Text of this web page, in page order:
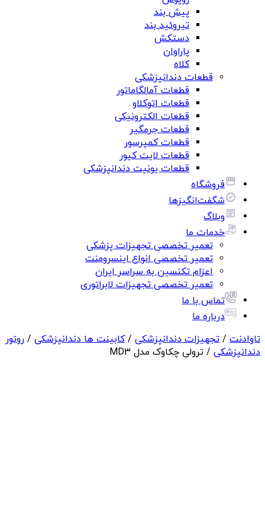
پیش بند
تیروئید بند
دستکش
پاراوان
کلاه
قطعات دندانپزشکی
قطعات آمالگاماتور
قطعات اتوکلاو
قطعات الکترونیکی
قطعات جرمگیر
قطعات کمپرسور
قطعات لایت کیور
قطعات یونیت دندانپزشکی
فروشگاه
شگفت‌انگیزها
وبلاگ
خدمات ما
تعمیر تخصصی تجهیزات پزشکی
تعمیر تخصصی انواع اینسرومنت
اعزام تکنسین به سراسر ایران
تعمیر تخصصی تجهیزات لابراتوری
تماس با ما
درباره ما
تاوادنت / تجهیزات دندانپزشکی /کابینت ها دندانپزشکی / روتور
دندانپزشکی / ترولی چکاوک مدل MD3